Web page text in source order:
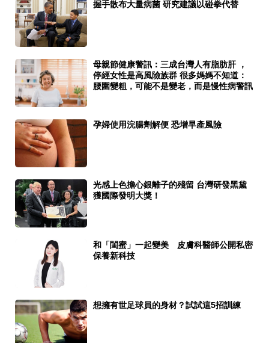
握手散布大量病菌 研究建議以碰拳代替
母親節健康警訊：三成台灣人有脂肪肝 ，
停經女性是高風險族群 很多媽媽不知道：
腰圍變粗，可能不是變老，而是慢性病警訊
孕婦使用浣腸劑解便 恐增早產風險
光感上色擔心銀離子的殘留 台灣研發黑黛
獲國際發明大獎！
和「閨蜜」一起變美 皮膚科醫師公開私密
保養新科技
想擁有世足球員的身材？試試這5招訓練